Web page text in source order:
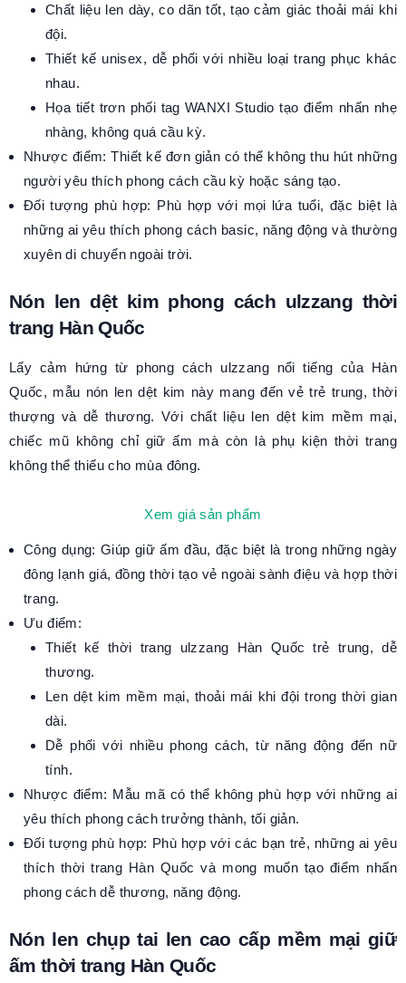
Chất liệu len dày, co dãn tốt, tạo cảm giác thoải mái khi
đội.
Thiết kế unisex, dễ phối với nhiều loại trang phục khác
nhau.
Họa tiết trơn phối tag WANXI Studio tạo điểm nhấn nhẹ
nhàng, không quá cầu kỳ.
Nhược điểm: Thiết kế đơn giản có thể không thu hút những
người yêu thích phong cách cầu kỳ hoặc sáng tạo.
Đối tượng phù hợp: Phù hợp với mọi lứa tuổi, đặc biệt là
những ai yêu thích phong cách basic, năng động và thường
xuyên di chuyển ngoài trời.
Nón len dệt kim phong cách ulzzang thời
trang Hàn Quốc
Lấy cảm hứng từ phong cách ulzzang nổi tiếng của Hàn
Quốc, mẫu nón len dệt kim này mang đến vẻ trẻ trung, thời
thượng và dễ thương. Với chất liệu len dệt kim mềm mại,
chiếc mũ không chỉ giữ ấm mà còn là phụ kiện thời trang
không thể thiếu cho mùa đông.
Xem giá sản phẩm
Công dụng: Giúp giữ ấm đầu, đặc biệt là trong những ngày
đông lạnh giá, đồng thời tạo vẻ ngoài sành điệu và hợp thời
trang.
Ưu điểm:
Thiết kế thời trang ulzzang Hàn Quốc trẻ trung, dễ
thương.
Len dệt kim mềm mại, thoải mái khi đội trong thời gian
dài.
Dễ phối với nhiều phong cách, từ năng động đến nữ
tính.
Nhược điểm: Mẫu mã có thể không phù hợp với những ai
yêu thích phong cách trưởng thành, tối giản.
Đối tượng phù hợp: Phù hợp với các bạn trẻ, những ai yêu
thích thời trang Hàn Quốc và mong muốn tạo điểm nhấn
phong cách dễ thương, năng động.
Nón len chụp tai len cao cấp mềm mại giữ
ấm thời trang Hàn Quốc